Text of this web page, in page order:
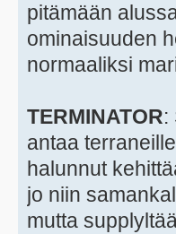
pitämään
ominaisuuden
normaaliksi
TERMINATOR:
antaa
halunnut
jo niin
mutta